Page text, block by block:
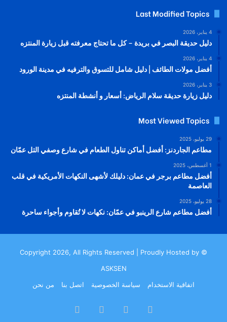
Last Modified Topics
4 يناير، 2026
دليل حديقة البصر في بريدة – كل ما تحتاج معرفته قبل زيارة المنتزه
4 يناير، 2026
أفضل مولات الطائف | دليل شامل للتسوق والترفيه في مدينة الورود
3 يناير، 2026
دليل زيارة حديقة سلام الرياض: أسعار و أنشطة المنتزه
Most Viewed Topics
29 يوليو، 2025
مطاعم الجاردنز: أفضل أماكن تناول الطعام في شارع وصفي التل عمّان
1 أغسطس، 2025
أفضل مطاعم برجر في عمان: دليلك لأشهى النكهات الأمريكية في قلب
العاصمة
28 يوليو، 2025
أفضل مطاعم شارع الرينبو في عمّان: نكهات لا تُقاوم وأجواء ساحرة
© Copyright 2026, All Rights Reserved | Proudly Hosted by
ASKSEN
اتفاقية الاستخدام
سياسة الخصوصية اتصل بنا من نحن
فيسبوك ‫YouTube